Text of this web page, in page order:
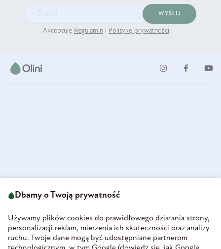
WYŚLIJ
Akceptuję Regulamin i Politykę prywatności.
58-160 Świebodzice
REGON 890213034
INFORMACJE
Dbamy o Twoją prywatność
Używamy plików cookies do prawidłowego działania strony,
personalizacji reklam, mierzenia ich skuteczności oraz analizy
ruchu. Twoje dane mogą być udostępniane partnerom